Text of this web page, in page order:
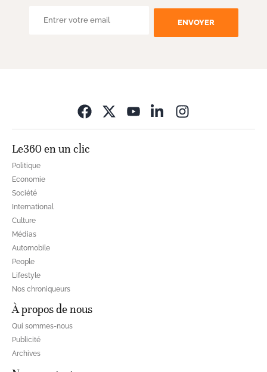
ENVOYER
Le360 en un clic
Politique
Economie
Société
International
Culture
Médias
Automobile
People
Lifestyle
Nos chroniqueurs
À propos de nous
Qui sommes-nous
Publicité
Archives